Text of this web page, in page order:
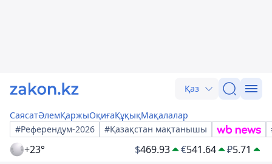
Қаз
СаясатӘлемҚаржыОқиғаҚұқықМақалалар
#Референдум-2026
#Қазақстан мақтанышы
+23° $469.93 €541.64 ₽5.71